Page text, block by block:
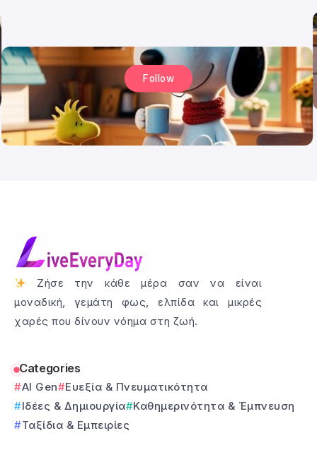
Follow
Ζήσε την κάθε μέρα σαν να είναι
μοναδική, γεμάτη φως, ελπίδα και μικρές
χαρές που δίνουν νόημα στη ζωή.
Categories
AI Gen
Ευεξία & Πνευματικότητα
Ιδέες & Δημιουργία
Καθημερινότητα & Έμπνευση
Ταξίδια & Εμπειρίες